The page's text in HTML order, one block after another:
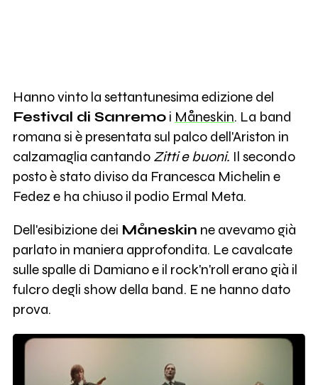
Hanno vinto la settantunesima edizione del
Festival di Sanremoi Måneskin. La band
romana si è presentata sul palco dell'Ariston in
calzamaglia cantando Zitti e buoni. Il secondo
posto è stato diviso da Francesca Michelin e
Fedez e ha chiuso il podio Ermal Meta.
Dell'esibizione dei Måneskin ne avevamo già
parlato in maniera approfondita. Le cavalcate
sulle spalle di Damiano e il rock'n'roll erano già il
fulcro degli show della band. E ne hanno dato
prova.